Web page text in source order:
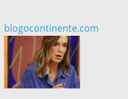
blogocontinente.com